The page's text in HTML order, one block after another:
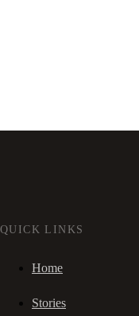
QUICK LINKS
Home
Stories